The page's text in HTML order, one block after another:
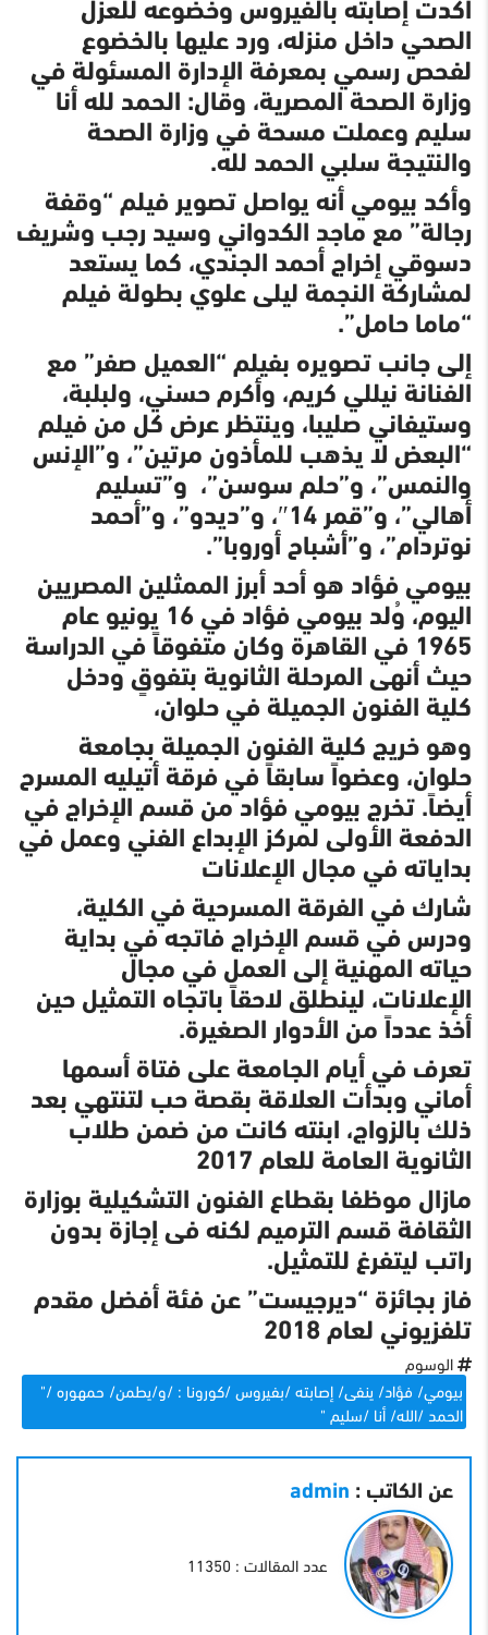
الصحي داخل منزله، ورد عليها بالخضوع
لفحص رسمي بمعرفة الإدارة المسئولة في
وزارة الصحة المصرية، وقال: الحمد لله أنا
سليم وعملت مسحة في وزارة الصحة
والنتيجة سلبي الحمد لله.
وأكد بيومي أنه يواصل تصوير فيلم “وقفة
رجالة” مع ماجد الكدواني وسيد رجب وشريف
دسوقي إخراج أحمد الجندي، كما يستعد
لمشاركة النجمة ليلى علوي بطولة فيلم
“ماما حامل”.
إلى جانب تصويره بفيلم “العميل صفر” مع
الفنانة نيللي كريم، وأكرم حسني، ولبلبة،
وستيفاني صليبا، وينتظر عرض كل من فيلم
“البعض لا يذهب للمأذون مرتين”، و”الإنس
والنمس”، و”حلم سوسن”، و”تسليم
أهالي”، و”قمر 14″، و”ديدو”، و”أحمد
نوتردام”، و”أشباح أوروبا”.
بيومي فؤاد هو أحد أبرز الممثلين المصريين
اليوم، وُلد بيومي فؤاد في 16 يونيو عام
1965 في القاهرة وكان متفوقاً في الدراسة
حيث أنهى المرحلة الثانوية بتفوقٍ ودخل
كلية الفنون الجميلة في حلوان،
وهو خريج كلية الفنون الجميلة بجامعة
حلوان، وعضواً سابقاً في فرقة أتيليه المسرح
أيضاً. تخرج بيومي فؤاد من قسم الإخراج في
الدفعة الأولى لمركز الإبداع الفني وعمل في
بداياته في مجال الإعلانات
شارك في الفرقة المسرحية في الكلية،
ودرس في قسم الإخراج فاتجه في بداية
حياته المهنية إلى العمل في مجال
الإعلانات، لينطلق لاحقاً باتجاه التمثيل حين
أخذ عدداً من الأدوار الصغيرة.
تعرف في أيام الجامعة على فتاة أسمها
أماني وبدأت العلاقة بقصة حب لتنتهي بعد
ذلك بالزواج، ابنته كانت من ضمن طلاب
الثانوية العامة للعام 2017
مازال موظفا بقطاع الفنون التشكيلية بوزارة
الثقافة قسم الترميم لكنه فى إجازة بدون
راتب ليتفرغ للتمثيل.
فاز بجائزة “ديرجيست” عن فئة أفضل مقدم
تلفزيوني لعام 2018
الوسوم
بيومي/ فؤاد/ ينفى/ إصابته /بفيروس /كورونا : /و/يطمن/ حمهوره /"
الحمد /الله/ أنا /سليم "
عن الكاتب : admin
عدد المقالات : 11350